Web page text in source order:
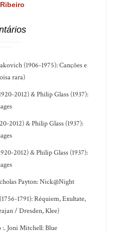
(1906-1975): Canções e
rara)
2012) & Philip Glass (1937):
2012) & Philip Glass (1937):
2012) & Philip Glass (1937):
Payton: Nick@Night
1791): Réquiem, Exultate,
/ Dresden, Klee)
Joni Mitchell: Blue